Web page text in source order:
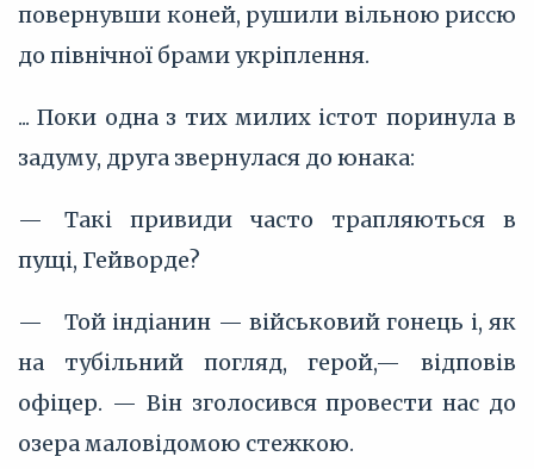
повернувши коней, рушили вільною риссю
до північної брами укріплення.
... Поки одна з тих милих істот поринула в
задуму, друга звернулася до юнака:
— Такі привиди часто трапляються в
пущі, Гейворде?
— Той індіанин — військовий гонець і, як
на тубільний погляд, герой,— відповів
офіцер. — Він зголосився провести нас до
озера маловідомою стежкою.